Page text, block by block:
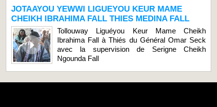
JOTAAYOU YEWWI LIGUEYOU KEUR MAME
CHEIKH IBRAHIMA FALL THIES MEDINA FALL
Tollouway Liguéyou Keur Mame Cheikh
Ibrahima Fall à Thiés du Général Omar Seck
avec la supervision de Serigne Cheikh
Ngounda Fall